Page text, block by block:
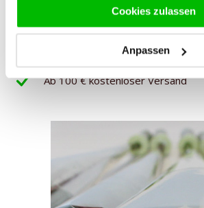
Cookies zulassen
Anpassen
Lieferung innerhalb von 3
7-Tage-Frische-Garantie
Kostenlose Grußkarte oder
Ab 100 € kostenloser Versand